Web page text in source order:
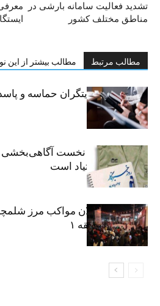
تشدید فعالیت سامانه بارشی در
مناطق مختلف کشور
مطالب مرتبط مطالب بیشتر از این
خبرنگاران، روایتگران حماسه و
حقیقت
«رسانه» سنگر نخست آگاهی‌بخشی
پیشگیری از اعتیاد است
نکوداشت فعالان مواکب مرز
شهرداری منطقه ۱